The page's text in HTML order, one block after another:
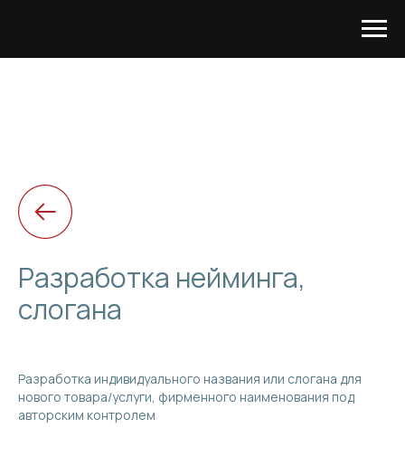
Разработка нейминга,
слогана
Разработка индивидуального названия или слогана для
нового товара/услуги, фирменного наименования под
авторским контролем